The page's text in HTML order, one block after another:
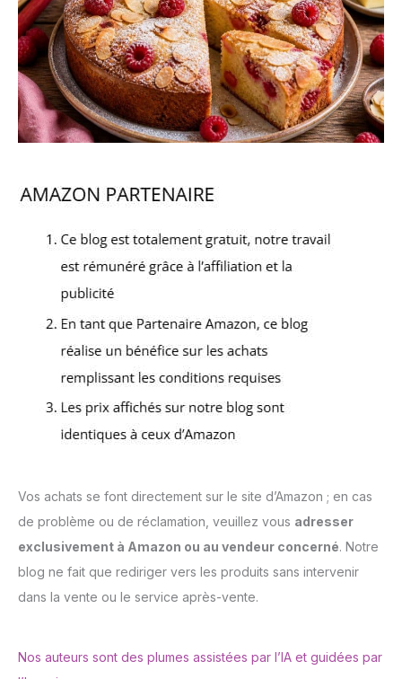
Vos achats se font directement sur le site d’Amazon ; en cas
de problème ou de réclamation, veuillez vous adresser
exclusivement à Amazon ou au vendeur concerné. Notre
blog ne fait que rediriger vers les produits sans intervenir
dans la vente ou le service après-vente.
Nos auteurs sont des plumes assistées par l’IA et guidées par